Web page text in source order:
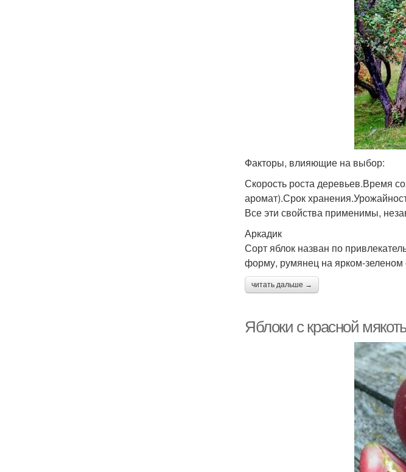
Факторы, влияющие на выбор:
Скорость роста деревьев.Время
аромат).Срок
Все эти свойства применимы,
Аркадик
Сорт яблок назван по
форму, румянец на ярком-
читать дальше →
Яблоки с красной